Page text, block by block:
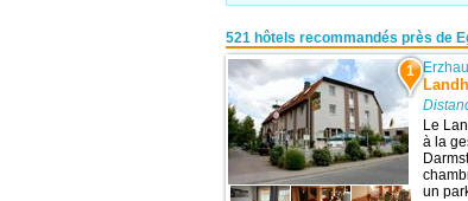
521 hôtels recommandés près de
1
Le
à la
un